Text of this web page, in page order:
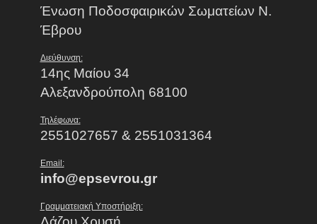
Ένωση Ποδοσφαιρικών Σωματείων Ν.
Έβρου
Διεύθυνση:
14ης Μαίου 34
Αλεξανδρούπολη 68100
Τηλέφωνα:
2551027657 & 2551031364
Email:
info@epsevrou.gr
Γραμματειακή Υποστήριξη: